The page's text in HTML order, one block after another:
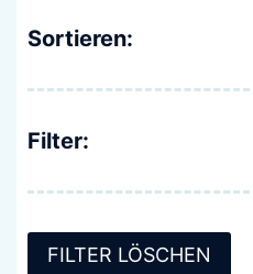
Sortieren:
Filter:
FILTER LÖSCHEN